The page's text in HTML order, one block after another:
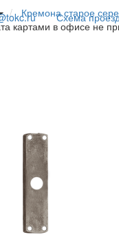
Схема
Кремона старое
картами в офисе не